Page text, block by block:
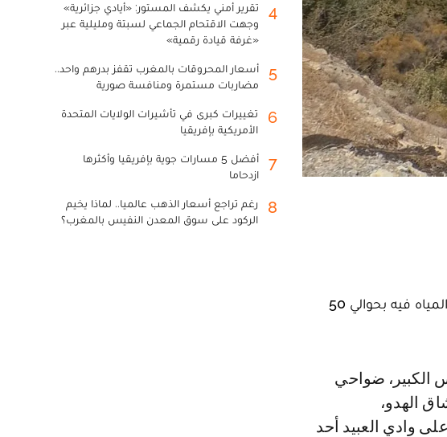
وضعية مقلقة تلك التي يعيشها سد بين الويدان، أحد أكبر سدود المملكة، حيث انخفض حجم المياه فيه بحوالي 50
الهدو،
الطبيعة، والمناظر الخلابة، تم يشييده بين سنتي 1949 و1953على وادي العبيد أحد
4
تقرير أمني يكشف المستور: «أيادي جزائرية»
وجهت الاقتحام الجماعي لسبتة ومليلية عبر
«غرفة قيادة رقمية»
5
أسعار المحروقات بالمغرب تقفز بدرهم واحد..
مضاربات مستمرة ومنافسة صورية
6
تغييرات كبرى في تأشيرات الولايات المتحدة
الأمريكية بإفريقيا
7
أفضل 5 مسارات جوية بإفريقيا وأكثرها
ازدحاما
8
رغم تراجع أسعار الذهب عالميا.. لماذا يخيم
الركود على سوق المعدن النفيس بالمغرب؟